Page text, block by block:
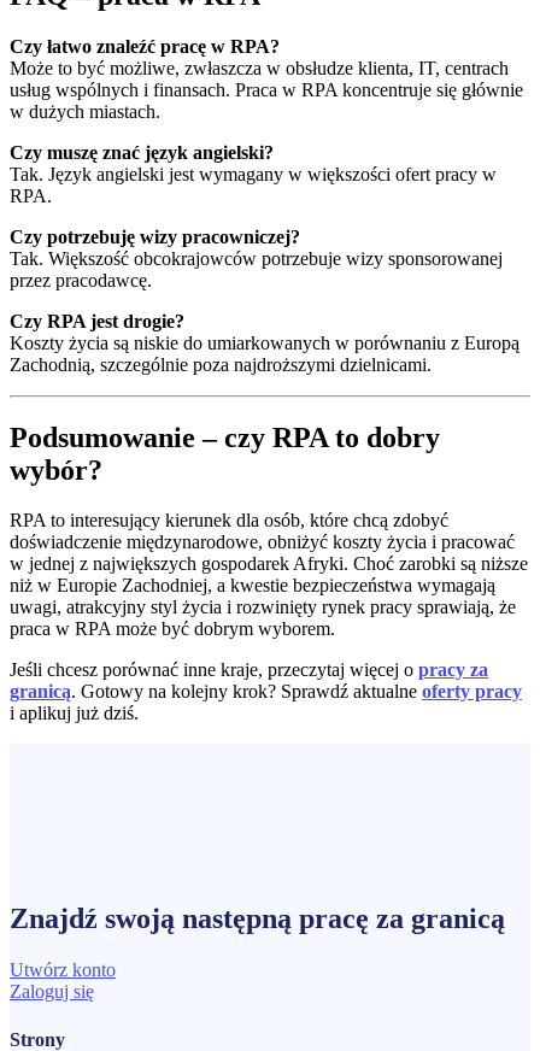
Czy łatwo znaleźć pracę w RPA?
Może to być możliwe, zwłaszcza w obsłudze klienta, IT, centrach
usług wspólnych i finansach. Praca w RPA koncentruje się głównie
w dużych miastach.
Czy muszę znać język angielski?
Tak. Język angielski jest wymagany w większości ofert pracy w
RPA.
Czy potrzebuję wizy pracowniczej?
Tak. Większość obcokrajowców potrzebuje wizy sponsorowanej
przez pracodawcę.
Czy RPA jest drogie?
Koszty życia są niskie do umiarkowanych w porównaniu z Europą
Zachodnią, szczególnie poza najdroższymi dzielnicami.
Podsumowanie – czy RPA to dobry
wybór?
RPA to interesujący kierunek dla osób, które chcą zdobyć
doświadczenie międzynarodowe, obniżyć koszty życia i pracować
w jednej z największych gospodarek Afryki. Choć zarobki są niższe
niż w Europie Zachodniej, a kwestie bezpieczeństwa wymagają
uwagi, atrakcyjny styl życia i rozwinięty rynek pracy sprawiają, że
praca w RPA może być dobrym wyborem.
Jeśli chcesz porównać inne kraje, przeczytaj więcej o pracy za
granicą. Gotowy na kolejny krok? Sprawdź aktualne oferty pracy
i aplikuj już dziś.
Znajdź swoją następną pracę za granicą
Utwórz konto
Zaloguj się
Strony